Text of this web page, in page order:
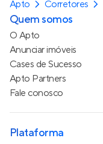
Apto Corretores
Quem somos
O Apto
Anunciar imóveis
Cases de Sucesso
Apto Partners
Fale conosco
Plataforma